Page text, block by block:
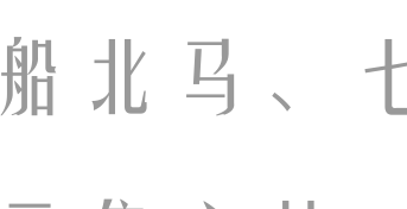
船北马、